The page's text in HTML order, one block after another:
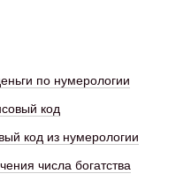
по нумерологии
код
код из нумерологии
числа богатства